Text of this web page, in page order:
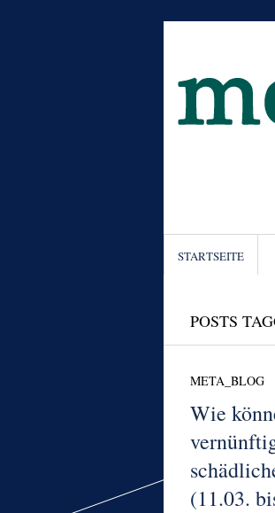
STARTSEITE
POSTS
META_BLOG
Wie
(11.03.